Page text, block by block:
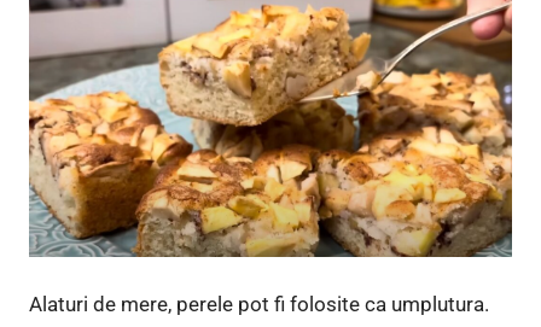
Alaturi de mere, perele pot fi folosite ca umplutura.